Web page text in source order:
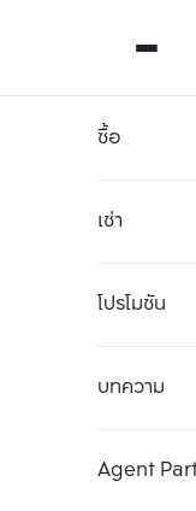
ซื้อ
เช่า
โปรโมชัน
บทความ
Agent